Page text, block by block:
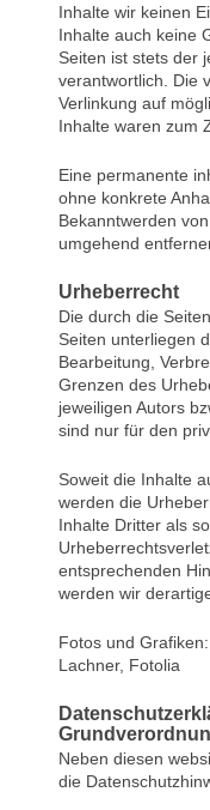
Inhalte wir keinen
Inhalte auch keine
Seiten ist stets der
verantwortlich. Die
Verlinkung auf
Inhalte waren zum
Eine permanente
ohne konkrete
Bekanntwerden
umgehend
Urheberrecht
Die durch die
Seiten unterliegen
Bearbeitung,
Grenzen des
jeweiligen Autors
sind nur für den
Soweit die Inhalte
werden die
Inhalte Dritter als
entsprechenden
werden wir
Fotos und
Lachner, Fotolia
Neben diesen
die